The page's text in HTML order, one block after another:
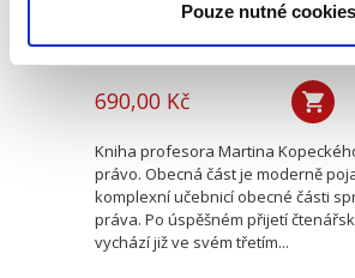
Pouze nutné cookies
Martin Kopecký
690,00 Kč
Kniha profesora Martina
právo. Obecná část je moderně
komplexní učebnicí obecné části
práva. Po úspěšném přijetí
vychází již ve svém třetím...